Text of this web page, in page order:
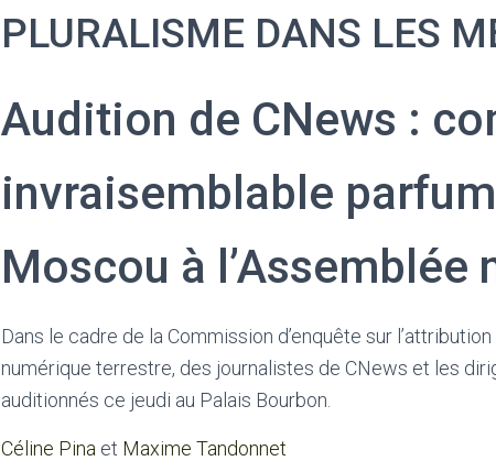
PLURALISME DANS LES
Audition de CNews :
invraisemblable
Moscou à l’Assemblée
Dans le cadre de la Commission d’enquête sur
numérique terrestre, des journalistes de CNews et les
auditionnés ce jeudi au Palais Bourbon.
Céline Pina et Maxime Tandonnet